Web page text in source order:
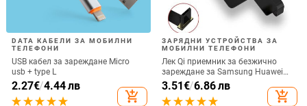
DATA КАБЕЛИ ЗА МОБИЛНИ
ТЕЛЕФОНИ
USB кабел за зареждане Micro
usb + type L
2.27€/4.44 лв
add_shopping_cart
ЗАРЯДНИ УСТРОЙСТВА ЗА
МОБИЛНИ ТЕЛЕФОНИ
Лек Qi приемник за безжично
зареждане за Samsung Huawei
Xiaomi Универсален Micro USB
Type C Бърз адаптер за безжично
зареждане
3.51€/6.86 лв
add_shopping_cart